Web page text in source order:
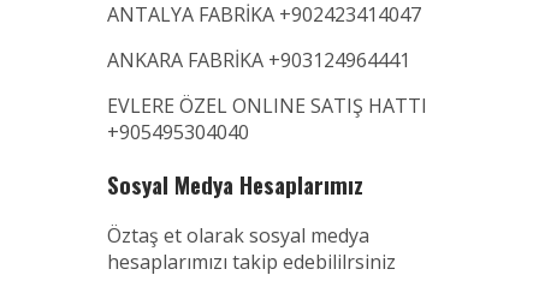
ANTALYA FABRİKA +902423414047
ANKARA FABRİKA +903124964441
EVLERE ÖZEL ONLINE SATIŞ HATTI
+905495304040
Sosyal Medya Hesaplarımız
Öztaş et olarak sosyal medya
hesaplarımızı takip edebililrsiniz